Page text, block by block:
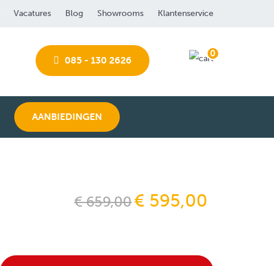
Vacatures Blog Showrooms Klantenservice
085 - 130 2626
0
AANBIEDINGEN
€ 659,00€ 595,00